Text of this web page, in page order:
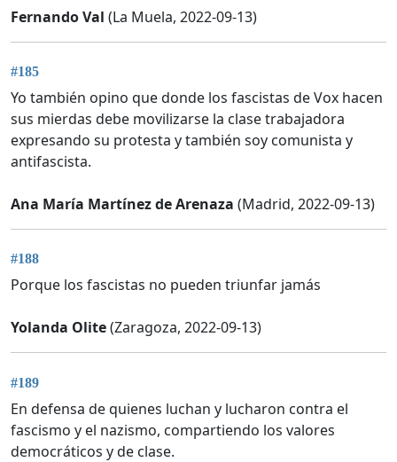
Fernando Val (La Muela, 2022-09-13)
#185
Yo también opino que donde los fascistas de Vox hacen
sus mierdas debe movilizarse la clase trabajadora
expresando su protesta y también soy comunista y
antifascista.
Ana María Martínez de Arenaza (Madrid, 2022-09-13)
#188
Porque los fascistas no pueden triunfar jamás
Yolanda Olite(Zaragoza, 2022-09-13)
#189
En defensa de quienes luchan y lucharon contra el
fascismo y el nazismo, compartiendo los valores
democráticos y de clase.